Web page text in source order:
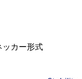
カー形式